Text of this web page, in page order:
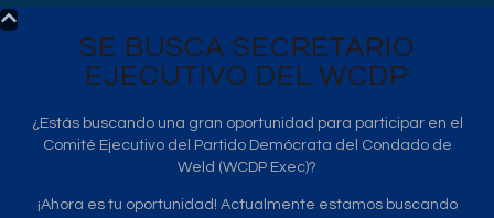
SE BUSCA SECRETARIO
EJECUTIVO DEL WCDP
¿Estás buscando una gran oportunidad para participar en el
Comité Ejecutivo del Partido Demócrata del Condado de
Weld (WCDP Exec)?
¡Ahora es tu oportunidad! Actualmente estamos buscando